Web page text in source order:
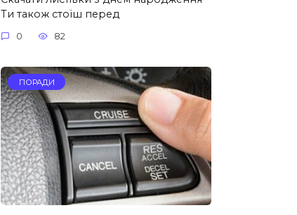
Ти також стоїш перед
0 82
ПОРАДИ